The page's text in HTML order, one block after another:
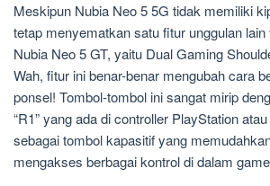
Meskipun Nubia Neo 5 5G tidak memiliki
tetap menyematkan satu fitur unggulan
Nubia Neo 5 GT, yaitu Dual Gaming
Wah, fitur ini benar-benar mengubah cara
ponsel! Tombol-tombol ini sangat mirip
“R1” yang ada di controller PlayStation
sebagai tombol kapasitif yang
mengakses berbagai kontrol di dalam